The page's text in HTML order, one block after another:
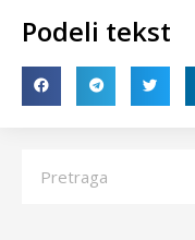
Podeli tekst